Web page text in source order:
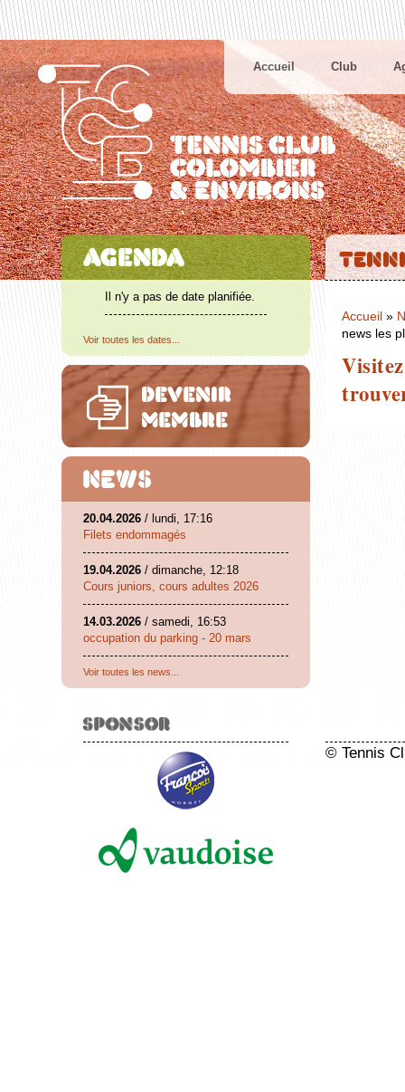
Accueil Club
Il n'y a pas de date planifiée.
Voir toutes les dates...
20.04.2026 / lundi, 17:16
Filets endommagés
19.04.2026 / dimanche, 12:18
Cours juniors, cours adultes 2026
14.03.2026 / samedi, 16:53
occupation du parking - 20 mars
Voir toutes les news...
Accueil »
news les
© Tennis